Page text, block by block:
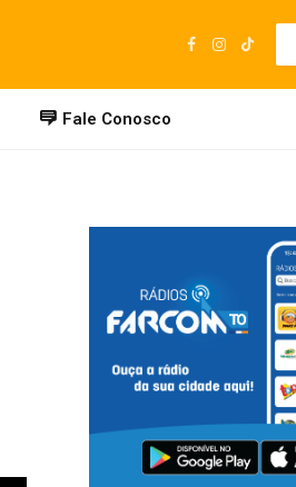
Facebook
Instagram
TikTok
Fale Conosco